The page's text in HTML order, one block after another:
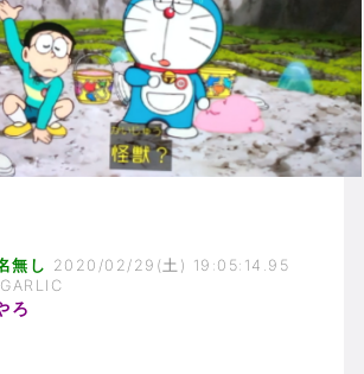
無し 2020/02/29(土) 19:05:14.95
ろ